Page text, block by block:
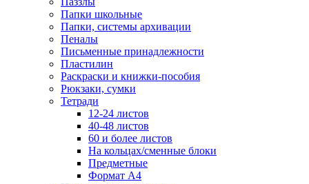
Папки школьные
Папки, системы архивации
Пеналы
Письменные принадлежности
Пластилин
Раскраски и книжки-пособия
Рюкзаки, сумки
Тетради
12-24 листов
40-48 листов
60 и более листов
На кольцах/сменные блоки
Предметные
Формат А4